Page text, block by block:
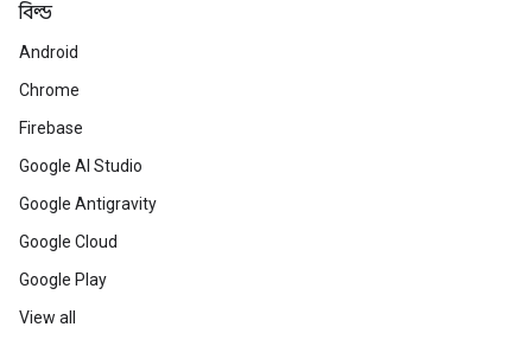
বিল্ড
Android
Chrome
Firebase
Google AI Studio
Google Antigravity
Google Cloud
Google Play
View all